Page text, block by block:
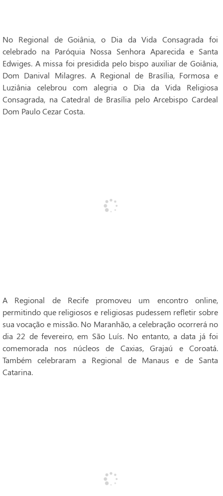
No Regional de Goiânia, o Dia da Vida Consagrada foi
celebrado na Paróquia Nossa Senhora Aparecida e Santa
Edwiges. A missa foi presidida pelo bispo auxiliar de Goiânia,
Dom Danival Milagres. A Regional de Brasília, Formosa e
Luziânia celebrou com alegria o Dia da Vida Religiosa
Consagrada, na Catedral de Brasília pelo Arcebispo Cardeal
Dom Paulo Cezar Costa.
A Regional de Recife promoveu um encontro online,
permitindo que religiosos e religiosas pudessem refletir sobre
sua vocação e missão. No Maranhão, a celebração ocorrerá no
dia 22 de fevereiro, em São Luís. No entanto, a data já foi
comemorada nos núcleos de Caxias, Grajaú e Coroatá.
Também celebraram a Regional de Manaus e de Santa
Catarina.